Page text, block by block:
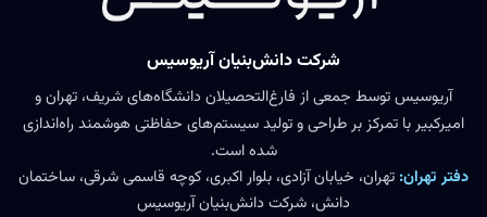
شرکت دانش‌بنیان آریوسیس
آریوسیس توسط جمعی از فارغ‌التحصیلان دانشگاه‌های شریف، تهران و
امیرکبیر با تمرکز بر طراحی و تولید سیستم‌های حفاظتی هوشمند راه‌اندازی
شده است.
دفتر تهران: تهران، خیابان آزادی، بلوار اکبری، کوچه قاسمی شرقی، ساختمان
دانش، شرکت دانش‌بنیان آریوسیس